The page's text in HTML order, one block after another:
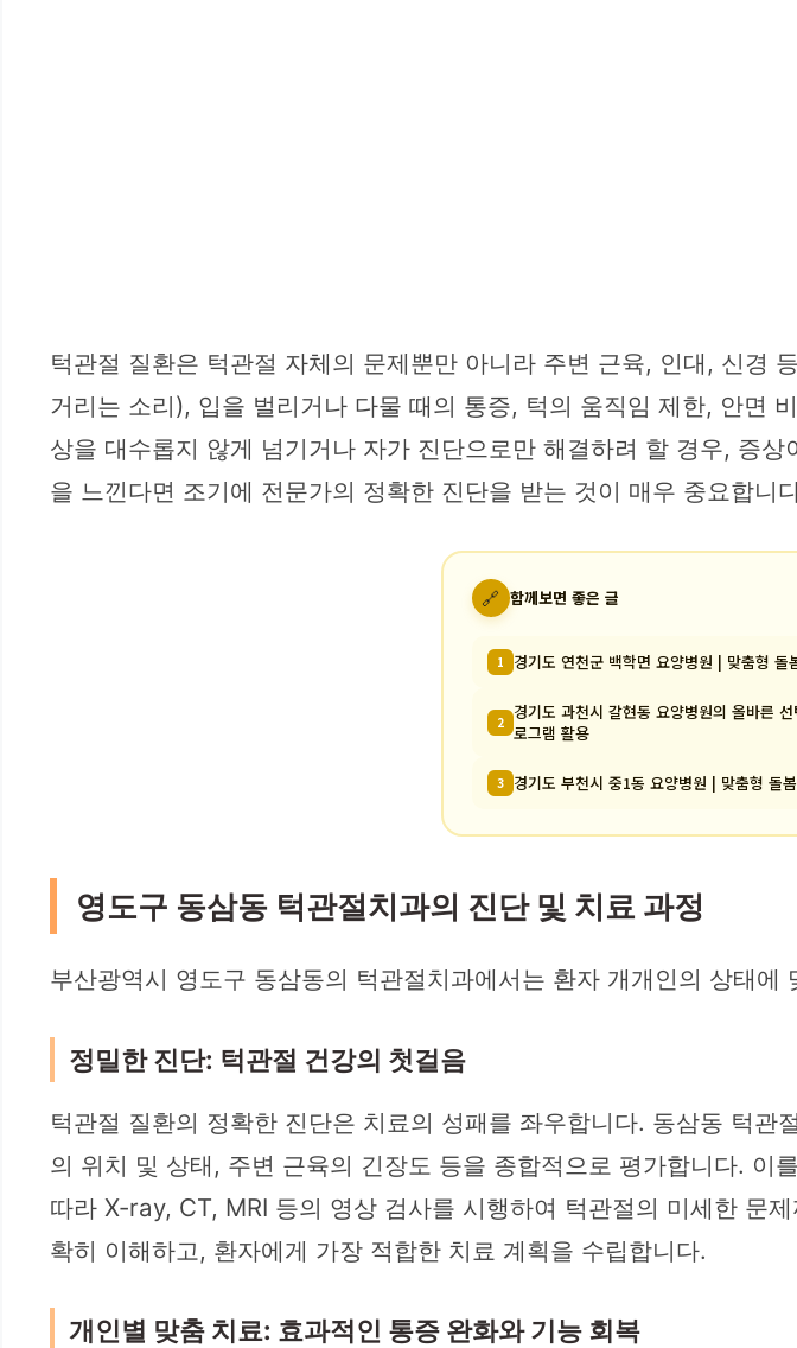
턱관절 질환은 턱관절 자체의 문제뿐만 아니라 주변 근육, 인대, 신경
거리는 소리), 입을 벌리거나 다물 때의 통증, 턱의 움직임 제한, 안면
상을 대수롭지 않게 넘기거나 자가 진단으로만 해결하려 할 경우, 증
을 느낀다면 조기에 전문가의 정확한 진단을 받는 것이 매우 중요합니
🔗 함께보면 좋은 글
1 경기도 연천군 백학면 요양병원 | 맞춤형
2 경기도 과천시 갈현동 요양병원의 올바른
로그램 활용
3 경기도 부천시 중1동 요양병원 | 맞춤형 돌
영도구 동삼동 턱관절치과의 진단 및 치료 과정
부산광역시 영도구 동삼동의 턱관절치과에서는 환자 개개인의 상태에
정밀한 진단: 턱관절 건강의 첫걸음
턱관절 질환의 정확한 진단은 치료의 성패를 좌우합니다. 동삼동 턱
의 위치 및 상태, 주변 근육의 긴장도 등을 종합적으로 평가합니다.
따라 X-ray, CT, MRI 등의 영상 검사를 시행하여 턱관절의 미세한 문
확히 이해하고, 환자에게 가장 적합한 치료 계획을 수립합니다.
개인별 맞춤 치료: 효과적인 통증 완화와 기능 회복